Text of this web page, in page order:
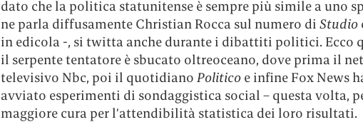
dato che la politica statunitense è sempre più simile a uno
ne parla diffusamente Christian Rocca sul numero di Studio
in edicola -, si twitta anche durante i dibattiti politici. Ecco
il serpente tentatore è sbucato oltreoceano, dove prima il
televisivo Nbc, poi il quotidiano Politicoe infine Fox News
avviato esperimenti di sondaggistica social – questa volta,
maggiore cura per l’attendibilità statistica dei loro risultati.